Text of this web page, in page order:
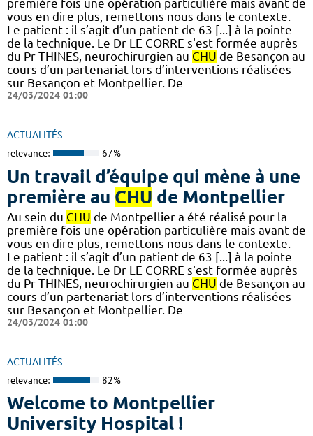
première fois une opération particulière mais avant de
vous en dire plus, remettons nous dans le contexte.
Le patient : il s’agit d’un patient de 63 [...] à la pointe
de la technique. Le Dr LE CORRE s'est formée auprès
du Pr THINES, neurochirurgien au CHU de Besançon au
cours d’un partenariat lors d’interventions réalisées
sur Besançon et Montpellier. De
24/03/2024 01:00
ACTUALITÉS
relevance: 67%
Un travail d’équipe qui mène à une
première au CHU de Montpellier
Au sein du CHU de Montpellier a été réalisé pour la
première fois une opération particulière mais avant de
vous en dire plus, remettons nous dans le contexte.
Le patient : il s’agit d’un patient de 63 [...] à la pointe
de la technique. Le Dr LE CORRE s'est formée auprès
du Pr THINES, neurochirurgien au CHU de Besançon au
cours d’un partenariat lors d’interventions réalisées
sur Besançon et Montpellier. De
24/03/2024 01:00
ACTUALITÉS
relevance: 82%
Welcome to Montpellier
University Hospital !